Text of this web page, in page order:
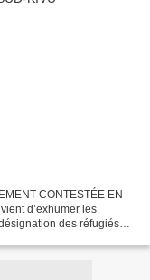
CONTESTÉE EN
d’exhumer les
des réfugiés